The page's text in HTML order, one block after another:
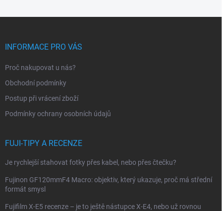
INFORMACE PRO VÁS
Proč nakupovat u nás?
Obchodní podmínky
Postup při vrácení zboží
Podmínky ochrany osobních údajů
FUJI-TIPY A RECENZE
Je rychlejší stahovat fotky přes kabel, nebo přes čtečku?
Fujinon GF120mmF4 Macro: objektiv, který ukazuje, proč má střední
formát smysl
Fujifilm X-E5 recenze – je to ještě nástupce X-E4, nebo už rovnou